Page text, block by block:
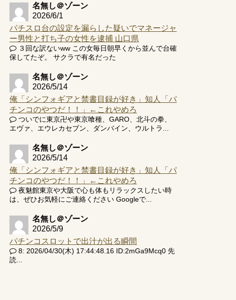
名無し＠ゾーン
2026/6/1
パチスロ台の設定を漏らした疑いでマネージャ
ー男性と打ち子の女性を逮捕 山口県
３回な訳ないww この女毎日朝早くから並んで台確
保してたぞ。 サクラで有名だった
名無し＠ゾーン
2026/5/14
俺「シンフォギアと禁書目録が好き」知人「パ
チンコのやつだ！！」←これやめろ
ついでに東京卍や東京喰種、GARO、北斗の拳、
エヴァ、エウレカセブン、ダンバイン、ウルトラ...
名無し＠ゾーン
2026/5/14
俺「シンフォギアと禁書目録が好き」知人「パ
チンコのやつだ！！」←これやめろ
夜魅館東京や大阪で心も体もリラックスしたい時
は、ぜひお気軽にご連絡ください Googleで...
名無し＠ゾーン
2026/5/9
パチンコスロットで出汁が出る瞬間
8: 2026/04/30(木) 17:44:48.16 ID:2mGa9Mcq0 先
読...